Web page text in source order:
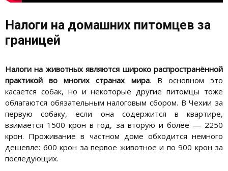
Налоги на домашних питомцев за
границей
Налоги на животных являются широко распространённой
практикой во многих странах мира. В основном это
касается собак, но и некоторые другие питомцы тоже
облагаются обязательным налоговым сбором. В Чехии за
первую собаку, если она содержится в квартире,
взимается 1500 крон в год, за вторую и более — 2250
крон. Проживание в частном доме обходится немного
дешевле: 600 крон за первое животное и по 900 крон за
последующих.